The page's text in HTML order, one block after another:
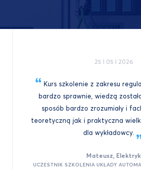
25 I 05 I 2026
Kurs szkolenie z zakresu
bardzo sprawnie, wiedzą
sposób bardzo zrozumiały i
teoretyczną jak i praktyczna
dla wykładowcy.
Mateusz, Elektryk
UCZESTNIK SZKOLENIA UKŁADY